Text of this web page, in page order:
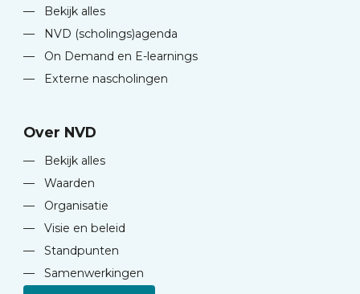
—
Bekijk alles
—
NVD (scholings)agenda
—
On Demand en E-learnings
—
Externe nascholingen
Over NVD
—
Bekijk alles
—
Waarden
—
Organisatie
—
Visie en beleid
—
Standpunten
—
Samenwerkingen